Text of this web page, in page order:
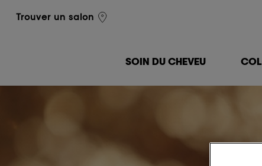
Trouver un salon
L'Oréal Professionnel
SOIN DU CHEVEU